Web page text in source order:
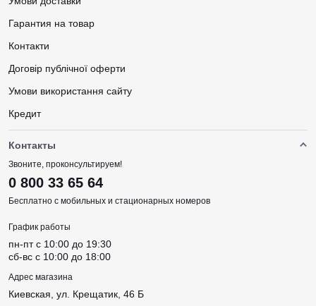
Гарантия на товар
Контакти
Договір публічної оферти
Умови використання сайту
Кредит
Контакты
Звоните, проконсультируем!
0 800 33 65 64
Бесплатно с мобильных и стационарных номеров
График работы
пн-пт c 10:00 до 19:30
сб-вс c 10:00 до 18:00
Адрес магазина
Киевская, ул. Крещатик, 46 Б